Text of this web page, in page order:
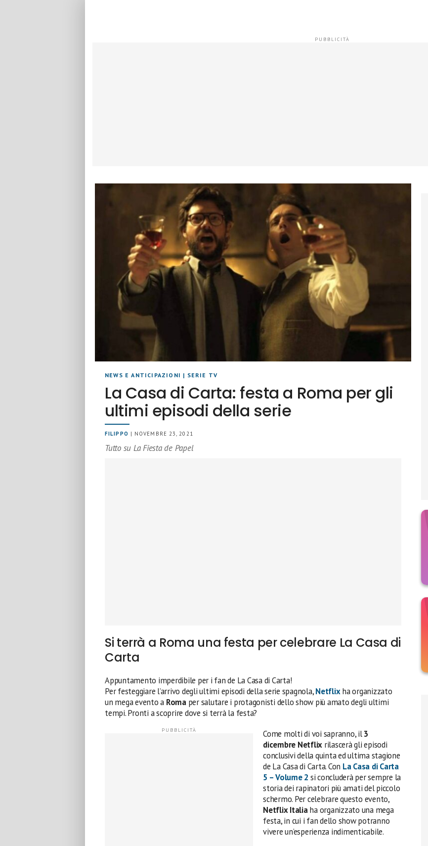
NEWS E ANTICIPAZIONI | SERIE TV
La Casa di Carta: festa a Roma per gli
ultimi episodi della serie
FILIPPO | NOVEMBRE 23, 2021
Tutto su La Fiesta de Papel
Si terrà a Roma una festa per celebrare La Casa di
Carta
Appuntamento imperdibile per i fan de La Casa di Carta!
Per festeggiare l’arrivo degli ultimi episodi della serie spagnola,Netflixha organizzato
un mega evento a Romaper salutare i protagonisti dello show più amato degli ultimi
tempi. Pronti a scoprire dove si terrà la festa?
Come molti di voi sapranno, il3
dicembre Netflix rilascerà gli episodi
conclusivi della quinta ed ultima stagione
de La Casa di Carta. Con La Casa di Carta
5 – Volume 2 si concluderà per sempre la
storia dei rapinatori più amati del piccolo
schermo. Per celebrare questo evento,
Netflix Italiaha organizzato una mega
festa, in cui i fan dello show potranno
vivere un’esperienza indimenticabile.